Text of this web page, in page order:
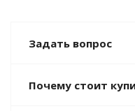
Задать вопрос
Почему стоит